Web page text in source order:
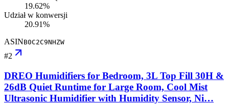
19.62%
Udział w konwersji
20.91%
ASINB0C2C9NHZW
#2
DREO Humidifiers for Bedroom, 3L Top Fill 30H &
26dB Quiet Runtime for Large Room, Cool Mist
Ultrasonic Humidifier with Humidity Sensor, Ni…